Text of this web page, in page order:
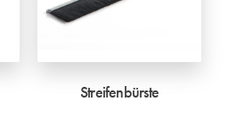
Streifenbürste